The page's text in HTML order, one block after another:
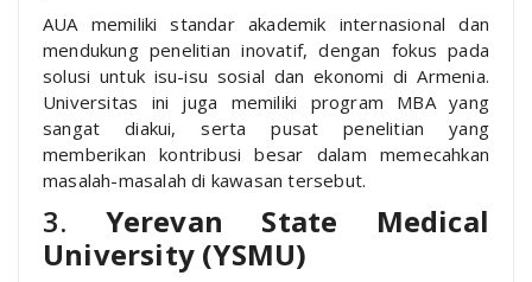
AUA memiliki standar akademik internasional dan
mendukung penelitian inovatif, dengan fokus pada
solusi untuk isu-isu sosial dan ekonomi di Armenia.
Universitas ini juga memiliki program MBA yang
sangat diakui, serta pusat penelitian yang
memberikan kontribusi besar dalam memecahkan
masalah-masalah di kawasan tersebut.
3. Yerevan State Medical
University (YSMU)